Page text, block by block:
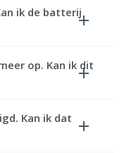
ik de batterij
op. Kan ik dit
Kan ik dat